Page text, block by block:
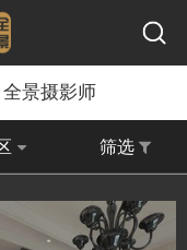
全景摄影师
筛选